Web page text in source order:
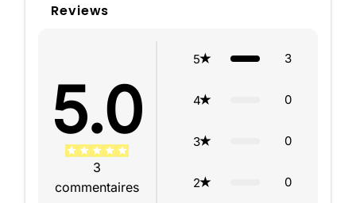
Reviews
5.0
3
commentaires
5 3
4 0
3 0
2 0